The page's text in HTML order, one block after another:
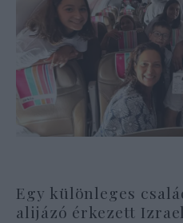
Egy különleges
alijázó érkezett